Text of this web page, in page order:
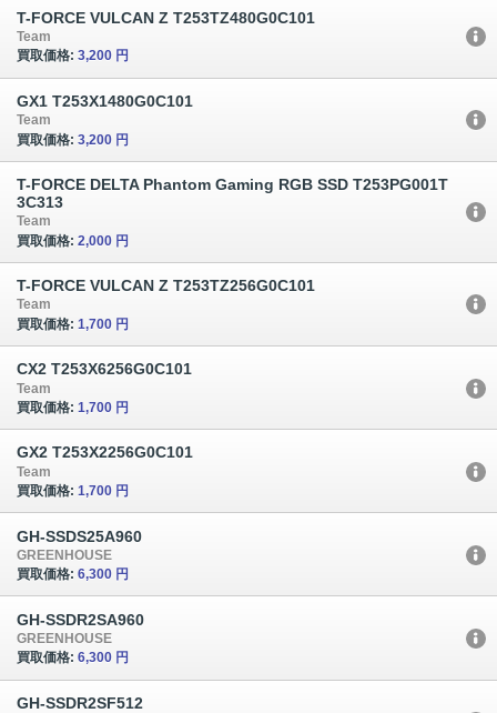
T-FORCE VULCAN Z T253TZ480G0C101
Team
買取価格: 3,200 円
GX1 T253X1480G0C101
Team
買取価格: 3,200 円
T-FORCE DELTA Phantom Gaming RGB SSD T253PG001T
3C313
Team
買取価格: 2,000 円
T-FORCE VULCAN Z T253TZ256G0C101
Team
買取価格: 1,700 円
CX2 T253X6256G0C101
Team
買取価格: 1,700 円
GX2 T253X2256G0C101
Team
買取価格: 1,700 円
GH-SSDS25A960
GREENHOUSE
買取価格: 6,300 円
GH-SSDR2SA960
GREENHOUSE
買取価格: 6,300 円
GH-SSDR2SF512